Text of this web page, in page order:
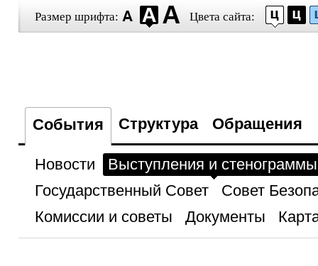
Размер шрифта: Цвета сайта:
События Структура Обращения
Новости
Выступления и стенограммы
Государственный Совет
Совет
Комиссии и советы
Документы